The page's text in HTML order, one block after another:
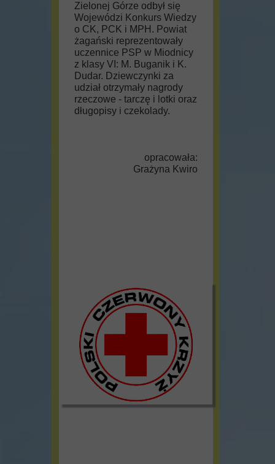
Zielonej Górze odbył się
Wojewódzi Konkurs Wiedzy
o CK, PCK i MPH. Powiat
żagański reprezentowały
uczennice PSP w Miodnicy
z klasy VI: M. Buganik i K.
Dudar. Dziewczynki za
udział otrzymały nagrody
rzeczowe - tarczę i lotki oraz
długopisy i czekolady.
opracowała:
Grażyna Kwiro